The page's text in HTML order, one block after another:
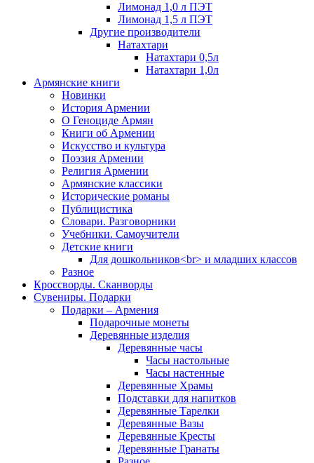
Лимонад 1,0 л ПЭТ
Лимонад 1,5 л ПЭТ
Другие производители
Натахтари
Натахтари 0,5л
Натахтари 1,0л
Армянские книги
Новинки
История Армении
О Геноциде Армян
Книги об Армении
Иcкусство и культура
Поэзия Армении
Религия Армении
Армянские классики
Исторические романы
Публицистика
Словари. Разговорники
Учебники. Самоучители
Детские книги
Для дошкольников<br> и младших классов
Разное
Кроссворды. Сканворды
Сувениры. Подарки
Подарки – Армения
Подарочные монеты
Деревянные изделия
Деревянные часы
Часы настольные
Часы настенные
Деревянные Храмы
Подставки для напитков
Деревянные Тарелки
Деревянные Вазы
Деревянные Кресты
Деревянные Гранаты